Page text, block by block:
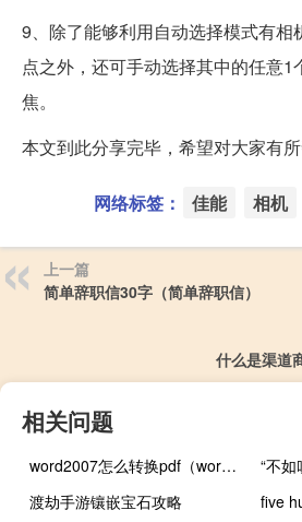
9、除了能够利用自动选择模式有相
点之外，还可手动选择其中的任意1
焦。
本文到此分享完毕，希望对大家有所
网络标签： 佳能 相机
上一篇
简单辞职信30字（简单辞职信）
什么是渠道
相关问题
word2007怎么转换pdf（word2007怎么转换成pdf格式）
“不
渡劫手游镶嵌宝石攻略